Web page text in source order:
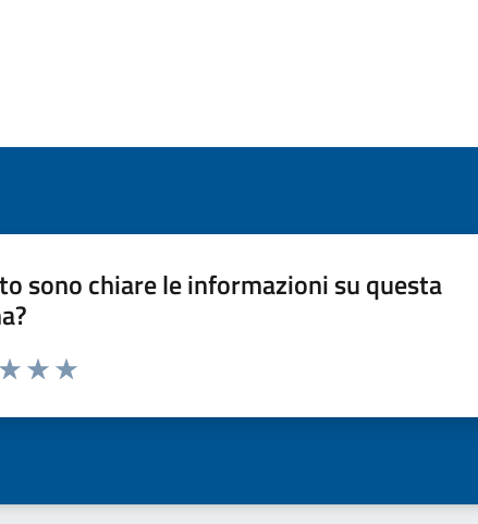
sono chiare le informazioni su questa
a 5 stelle la pagina